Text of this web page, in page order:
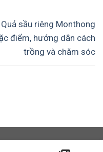
Quả sầu riêng Monthong
điểm, hướng dẫn cách
trồng và chăm sóc